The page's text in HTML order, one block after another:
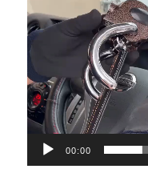
プ
レ
00:00